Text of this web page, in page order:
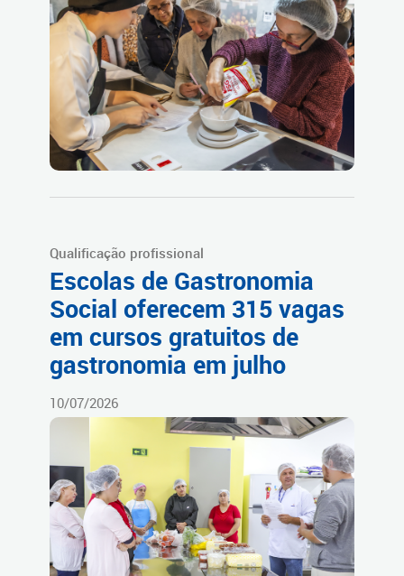
Qualificação profissional
Escolas de Gastronomia
Social oferecem 315 vagas
em cursos gratuitos de
gastronomia em julho
10/07/2026